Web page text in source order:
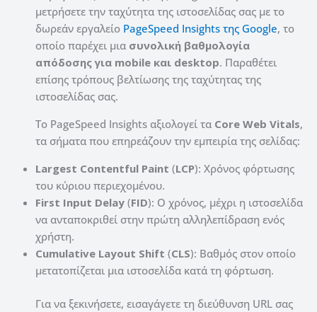
μετρήσετε την ταχύτητα της ιστοσελίδας σας με το
δωρεάν εργαλείο PageSpeed ​​Insights της Google, το
οποίο παρέχει μια συνολική βαθμολογία
απόδοσης για mobile και desktop. Παραθέτει
επίσης τρόπους βελτίωσης της ταχύτητας της
ιστοσελίδας σας.
Το PageSpeed ​​Insights αξιολογεί τα Core Web Vitals,
τα σήματα που επηρεάζουν την εμπειρία της σελίδας:
Largest Contentful Paint (LCP): Χρόνος φόρτωσης
του κύριου περιεχομένου.
First Input Delay (FID): Ο χρόνος, μέχρι η ιστοσελίδα
να ανταποκριθεί στην πρώτη αλληλεπίδραση ενός
χρήστη.
Cumulative Layout Shift (CLS): Βαθμός στον οποίο
μετατοπίζεται μια ιστοσελίδα κατά τη φόρτωση.
Για να ξεκινήσετε, εισαγάγετε τη διεύθυνση URL σας